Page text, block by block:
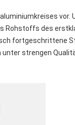
vor.
Rohstoffs des
fortgeschrittene
unter strengen